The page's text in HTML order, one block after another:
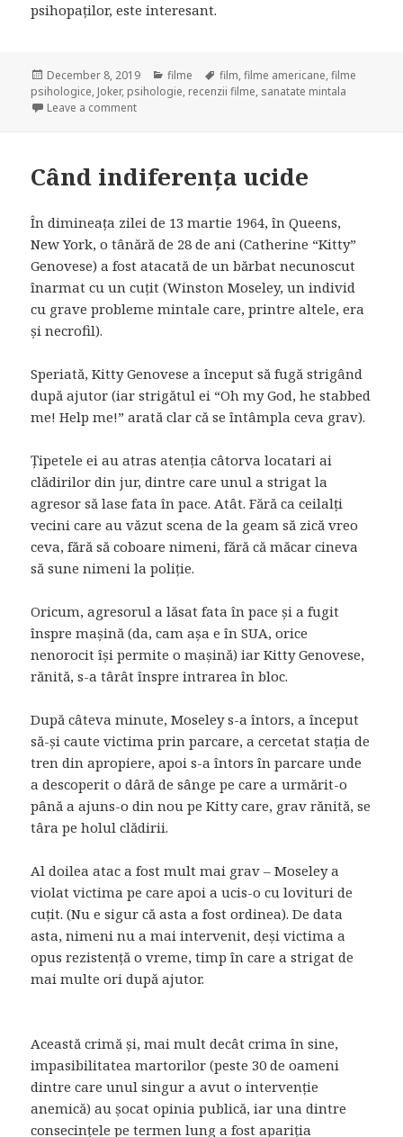
psihopaților, este interesant.
Posted
on
December 8, 2019 Categories
filme Tags
film,filme americane,filme
psihologice, Joker, psihologie, recenzii filme, sanatate mintala
Leave a comment
Când indiferența ucide
În dimineața zilei de 13 martie 1964, în Queens,
New York, o tânără de 28 de ani (Catherine “Kitty”
Genovese) a fost atacată de un bărbat necunoscut
înarmat cu un cuțit (Winston Moseley, un individ
cu grave probleme mintale care, printre altele, era
și necrofil).
Speriată, Kitty Genovese a început să fugă strigând
după ajutor (iar strigătul ei “Oh my God, he stabbed
me! Help me!” arată clar că se întâmpla ceva grav).
Țipetele ei au atras atenția câtorva locatari ai
clădirilor din jur, dintre care unul a strigat la
agresor să lase fata în pace. Atât. Fără ca ceilalți
vecini care au văzut scena de la geam să zică vreo
ceva, fără să coboare nimeni, fără că măcar cineva
să sune nimeni la poliție.
Oricum, agresorul a lăsat fata în pace și a fugit
înspre mașină (da, cam așa e în SUA, orice
nenorocit își permite o mașină) iar Kitty Genovese,
rănită, s-a târât înspre intrarea în bloc.
După câteva minute, Moseley s-a întors, a început
să-și caute victima prin parcare, a cercetat stația de
tren din apropiere, apoi s-a întors în parcare unde
a descoperit o dâră de sânge pe care a urmărit-o
până a ajuns-o din nou pe Kitty care, grav rănită, se
târa pe holul clădirii.
Al doilea atac a fost mult mai grav – Moseley a
violat victima pe care apoi a ucis-o cu lovituri de
cuțit. (Nu e sigur că asta a fost ordinea). De data
asta, nimeni nu a mai intervenit, deși victima a
opus rezistență o vreme, timp în care a strigat de
mai multe ori după ajutor.
Această crimă și, mai mult decât crima în sine,
impasibilitatea martorilor (peste 30 de oameni
dintre care unul singur a avut o intervenție
anemică) au șocat opinia publică, iar una dintre
consecințele pe termen lung a fost apariția